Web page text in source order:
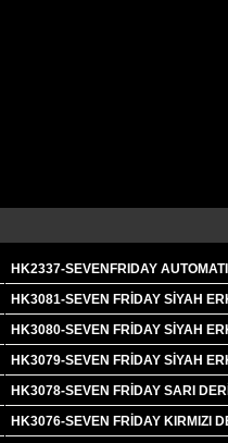
HK2337-SEVENFRIDAY
HK3081-SEVEN FRİDAY SİYAH
HK3080-SEVEN FRİDAY SİYAH
HK3079-SEVEN FRİDAY SİYAH
HK3078-SEVEN FRİDAY SARI
HK3076-SEVEN FRİDAY KIRMIZI